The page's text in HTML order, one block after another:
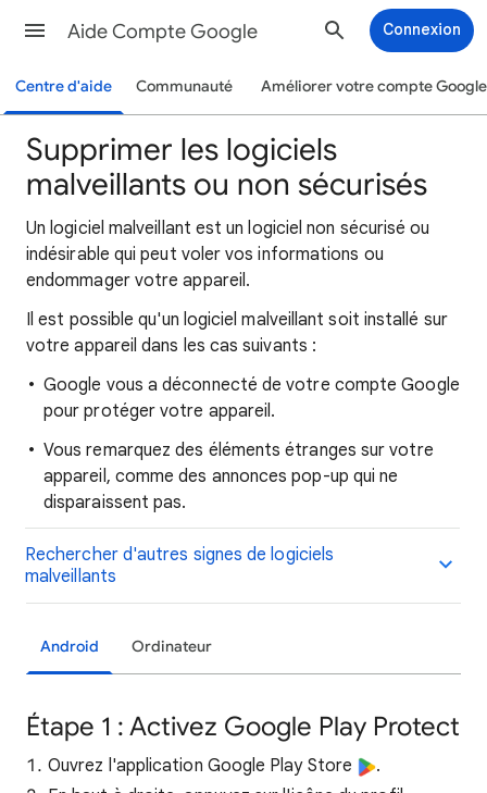
Aide Compte Google Connexion
Centre d'aide Communauté Améliorer votre compte Google
Supprimer les logiciels
malveillants ou non sécurisés
Un logiciel malveillant est un logiciel non sécurisé ou
indésirable qui peut voler vos informations ou
endommager votre appareil.
Il est possible qu'un logiciel malveillant soit installé sur
votre appareil dans les cas suivants :
Google vous a déconnecté de votre compte Google
pour protéger votre appareil.
Vous remarquez des éléments étranges sur votre
appareil, comme des annonces pop-up qui ne
disparaissent pas.
Rechercher d'autres signes de logiciels
malveillants
Android Ordinateur
Étape 1 : Activez Google Play Protect
Ouvrez l'application Google Play Store
.